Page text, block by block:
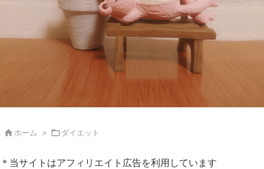
 ホーム >  ダイエット
＊当サイトはアフィリエイト広告を利用しています